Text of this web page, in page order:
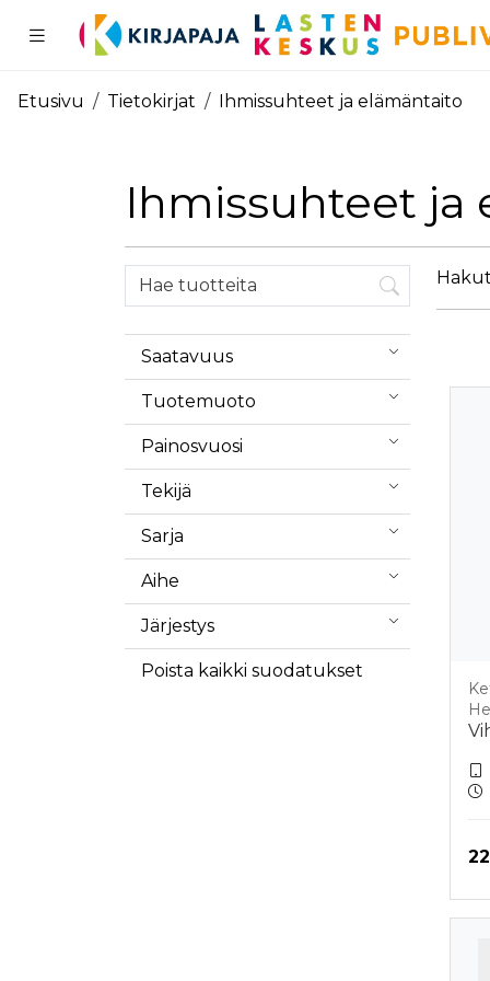
Etusivu Tietokirjat Ihmissuhteet ja elämäntaito
Ihmissuhteet ja
Saatavuus
Tuotemuoto
Painosvuosi
Tekijä
Sarja
Aihe
Järjestys
Poista kaikki suodatukset